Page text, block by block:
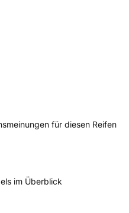
für diesen Reifen
im Überblick